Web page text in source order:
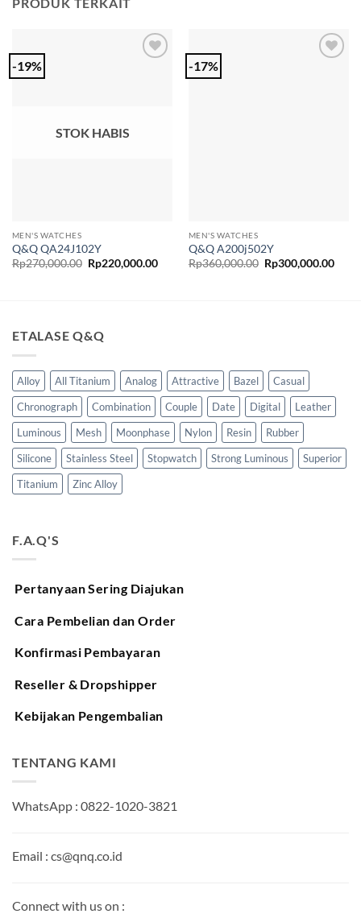
-19%
STOK HABIS
MEN'S WATCHES
Q&Q QA24J102Y
Rp270,000.00 Harga
aslinya
Rp220,000.00Harga
-17%
MEN'S WATCHES
Q&Q A200j502Y
Rp360,000.00 Harga
aslinya
Rp300,000.00
ETALASE Q&Q
Alloy All Titanium Analog Attractive Bazel
Casual
Chronograph
Combination Couple Date Digital
Leather
Luminous
Mesh Moonphase Nylon Resin
Rubber
Silicone
Stainless Steel Stopwatch Strong Luminous
Superior
Titanium
Zinc Alloy
F.A.Q'S
Pertanyaan Sering Diajukan
Cara Pembelian dan Order
Konfirmasi Pembayaran
Reseller & Dropshipper
Kebijakan Pengembalian
TENTANG KAMI
WhatsApp : 0822-1020-3821
Email : cs@qnq.co.id
Connect with us on :